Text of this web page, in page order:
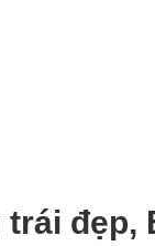
đẹp,